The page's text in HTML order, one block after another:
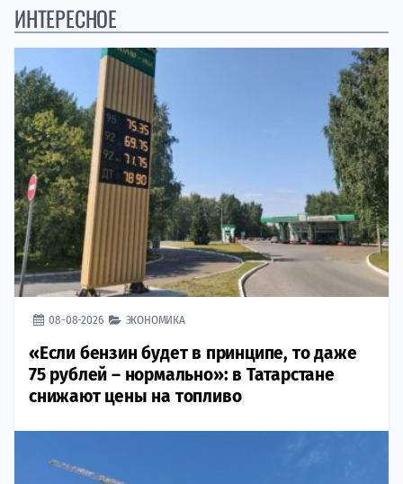
ИНТЕРЕСНОЕ
08-08-2026 ЭКОНОМИКА
«Если бензин будет в принципе, то даже
75 рублей – нормально»: в Татарстане
снижают цены на топливо